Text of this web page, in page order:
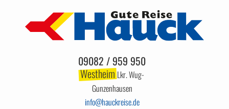
09082 / 959 950
WestheimLkr. Wug-
Gunzenhausen
info hauckreise.de